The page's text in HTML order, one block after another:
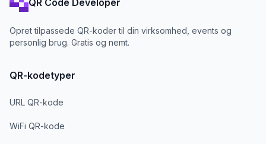
Opret tilpassede QR-koder til din virksomhed, events og
personlig brug. Gratis og nemt.
QR-kodetyper
URL QR-kode
WiFi QR-kode